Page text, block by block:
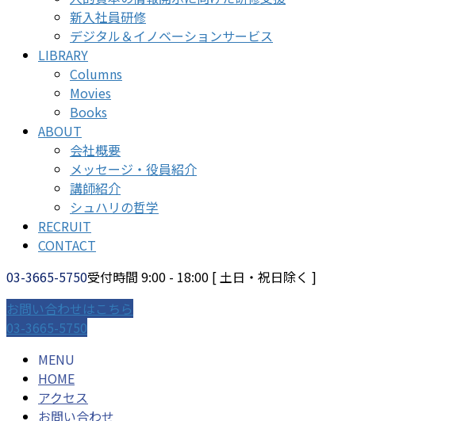
新入社員研修
デジタル＆イノベーションサービス
LIBRARY
Columns
Movies
Books
ABOUT
会社概要
メッセージ・役員紹介
講師紹介
シュハリの哲学
RECRUIT
CONTACT
03-3665-5750受付時間 9:00 - 18:00 [ 土日・祝日除く ]
お問い合わせはこちら
03-3665-5750
MENU
HOME
アクセス
お問い合わせ